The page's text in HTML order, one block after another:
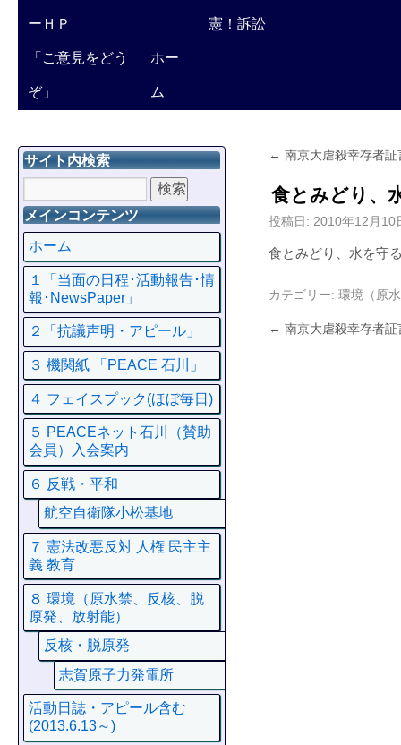
ーＨＰ 憲！訴訟
「ご意見をどう
ぞ」
ホー
ム
← 南京大虐殺幸存者証
食とみどり、
投稿日: 2010年12月10
食とみどり、水を守
カテゴリー: 環境（原
← 南京大虐殺幸存者証
サイト内検索
メインコンテンツ
ホーム
１「当面の日程･活動報告･情
報･NewsPaper」
２「抗議声明・アピール」
３ 機関紙 「PEACE 石川」
４ フェイスプック(ほぼ毎日)
５ PEACEネット石川（賛助
会員）入会案内
６ 反戦・平和
航空自衛隊小松基地
７ 憲法改悪反対 人権 民主主
義 教育
８ 環境（原水禁、反核、脱
原発、放射能）
反核・脱原発
志賀原子力発電所
活動日誌・アピール含む
(2013.6.13～)